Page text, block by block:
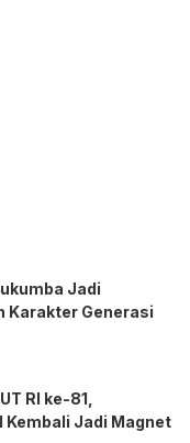
Jadi
Karakter Generasi
RI ke-81,
Jadi Magnet